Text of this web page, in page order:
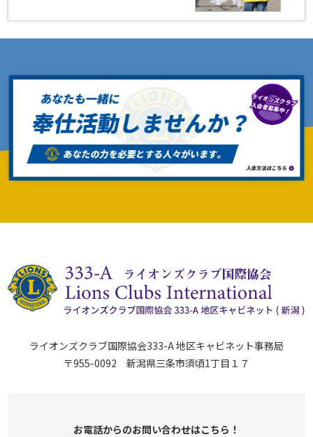
ライオンズクラブ国際協会333-A 地区キャビネット事務局
〒955-0092 新潟県三条市須頃1丁目１７
お電話からのお問い合わせはこちら！